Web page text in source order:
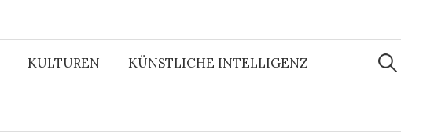
KULTUREN KÜNSTLICHE INTELLIGENZ
Suchen
nach: